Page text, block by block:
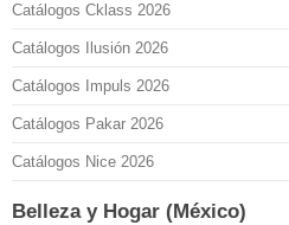
Catálogos Cklass 2026
Catálogos Ilusión 2026
Catálogos Impuls 2026
Catálogos Pakar 2026
Catálogos Nice 2026
Belleza y Hogar (México)